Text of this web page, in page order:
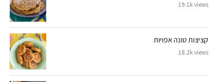
19.1k views
קציצות טונה אפויות
18.2k views